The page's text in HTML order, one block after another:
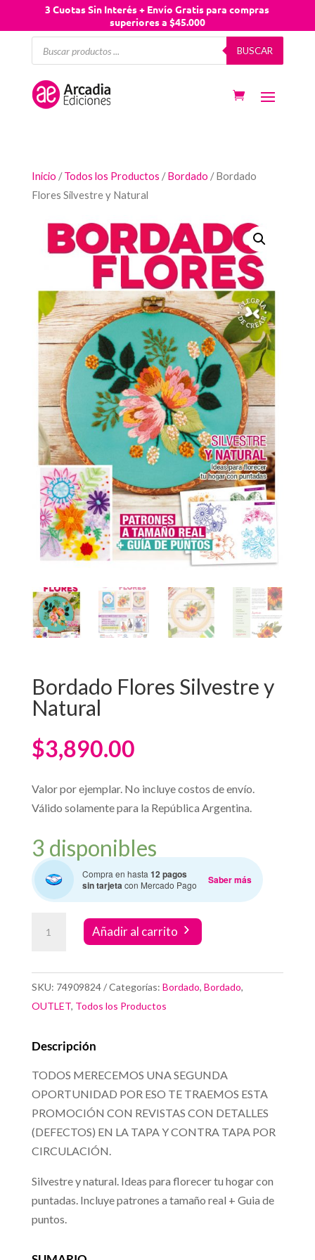
3 Cuotas Sin Interés + Envío Gratis para compras
superiores a $45.000
Búsqueda
productos
BUSCAR
Inicio /Todos los Productos /Bordado / Bordado
Flores Silvestre y Natural
Bordado Flores Silvestre y
Natural
$3,890.00
Valor por ejemplar. No incluye costos de envío.
Válido solamente para la República Argentina.
3 disponibles
Compra en hasta12 pagos
sin tarjetacon Mercado Pago Saber más
Flores
Añadir al carrito
SKU: 74909824 Categorías: Bordado, Bordado,
OUTLET, Todos los Productos
Descripción
TODOS MERECEMOS UNA SEGUNDA
OPORTUNIDAD POR ESO TE TRAEMOS ESTA
PROMOCIÓN CON REVISTAS CON DETALLES
(DEFECTOS) EN LA TAPA Y CONTRA TAPA POR
CIRCULACIÓN.
Silvestre y natural. Ideas para florecer tu hogar con
puntadas. Incluye patrones a tamaño real + Guia de
puntos.